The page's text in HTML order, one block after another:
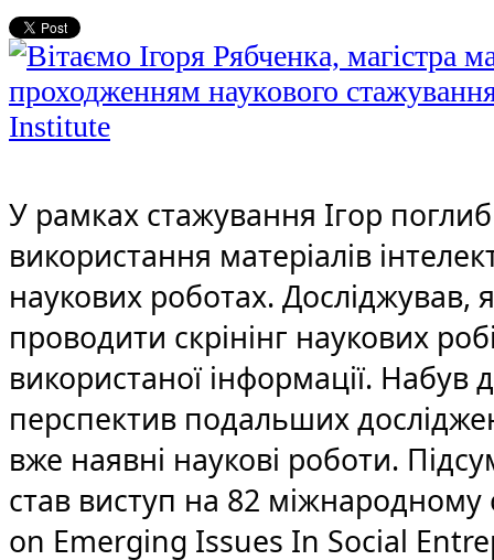
У рамках стажування Ігор
використання матеріалів
наукових роботах.
проводити скрінінг наукових
використаної інформації. Набув
перспектив подальших
вже наявні наукові роботи.
став виступ на 82 міжнародному
on Emerging Issues In Social